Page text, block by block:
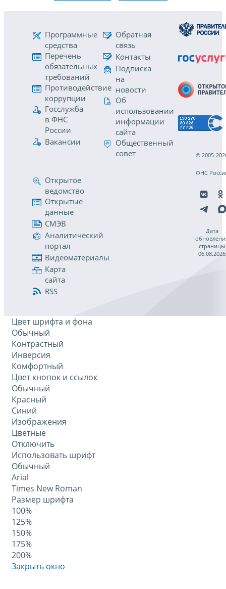
Программные
средства
Перечень
обязательных
требований
Противодействие
коррупции
Госслужба
в ФНС
России
Вакансии
Обратная
связь
Контакты
Подписка
на
новости
Об
использовании
информации
сайта
Общественный
совет
Открытое
ведомство
Открытые
данные
СМЭВ
Аналитический
портал
Видеоматериалы
Карта
сайта
RSS
© 2005-
ФНС
Дата
страницы
06.08.2026
Цвет шрифта и фона
Обычный
Контрастный
Инверсия
Комфортный
Цвет кнопок и ссылок
Обычный
Красный
Синий
Изображения
Цветные
Отключить
Использовать шрифт
Обычный
Arial
Times New Roman
Размер шрифта
100%
125%
150%
175%
200%
Закрыть окно